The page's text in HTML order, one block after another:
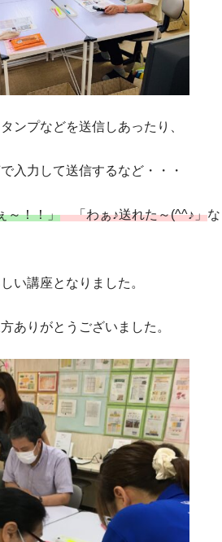
ンプなどを送信しあったり、
入力して送信するなど・・・
～！！」「わぁ♪送れた～(^^♪」な
い講座となりました。
ありがとうございました。